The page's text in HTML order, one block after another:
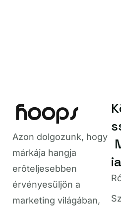
Azon dolgozunk, hogy
márkája hangja
erőteljesebben
érvényesüljön a
marketing világában,
ia